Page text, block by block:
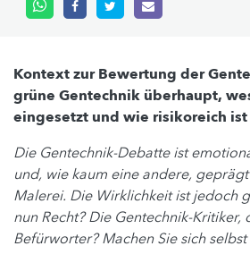
Kontext zur Bewertung der
grüne Gentechnik überhaupt,
eingesetzt und wie risikoreich ist
Die Gentechnik-Debatte ist
und, wie kaum eine andere,
Malerei. Die Wirklichkeit ist jedoch
nun Recht? Die Gentechnik-Kritiker,
Befürworter? Machen Sie sich